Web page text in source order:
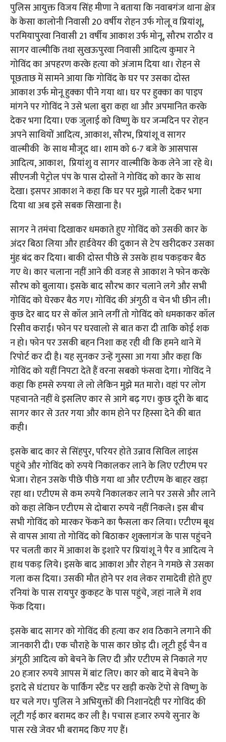
पुलिस आयुक्त विजय सिंह मीणा ने बताया कि नवाबगंज थाना क्षेत्र
के केसा कालोनी निवासी 20 वर्षीय रोहन उर्फ गोलू व प्रियांशू,
परमियापुरवा निवासी 21 वर्षीय आकाश उर्फ मोनू, सौरभ राठौर व
सागर वाल्मीकि तथा सुखऊपुरवा निवासी आदित्य कुमार ने
गोविंद का अपहरण करके हत्या को अंजाम दिया था। रोहन से
पूछताछ में सामने आया कि गोविंद के घर पर उसका दोस्त
आकाश उर्फ मोनू हुक्का पीने गया था। घर पर हुक्का का पाइप
मांगने पर गोविंद ने उसे भला बुरा कहा था और अपमानित करके
देकर भगा दिया। एक जुलाई को विष्णु के घर जन्मदिन पर रोहन
अपने साथियों आदित्य, आकाश, सौरभ, प्रियांशू व सागर
वाल्मीकी के साथ मौजूद था। शाम को 6-7 बजे के आसपास
आदित्य, आकाश, प्रियांशु व सागर वाल्मीकि केक लेने जा रहे थे।
सीएनजी पेट्रोल पंप के पास दोस्तों ने गोविंद को कार के साथ
देखा। इसपर आकाश ने कहा कि घर पर मुझे गाली देकर भगा
दिया था अब इसे सबक सिखाना है।
सागर ने तमंचा दिखाकर धमकाते हुए गोविंद को उसकी कार के
अंदर बिठा लिया और हार्डवेयर की दुकान से टेप खरीदकर उसका
मुंह बंद कर दिया। बाकी दोस्त पीछे से उसके हाथ पकड़कर बैठ
गए थे। कार चलाना नहीं आने की वजह से आकाश ने फोन करके
सौरभ को बुलाया। इसके बाद सौरभ कार चलाने लगे और सभी
गोविंद को घेरकर बैठ गए। गोविंद की अंगुठी व चेन भी छीन ली।
कुछ देर बाद घर से कॉल आने लगीं तो गोविंद को धमकाकर कॉल
रिसीव कराई। फोन पर घरवालो से बात करा दी ताकि कोई शक
न हो। फोन पर उसकी बहन निशा कह रही थी कि हमने थाने में
रिपोर्ट कर दी है। यह सुनकर उन्हें गुस्सा आ गया और कहा कि
गोविंद को यहीं निपटा देते हैं वरना सबको फंसवा देगा। गोविंद ने
कहा कि हमसे रुपया ले लो लेकिन मुझे मत मारो। वहां पर लोग
पहचानते नहीं थे इसलिए कार से आगे बढ़ गए। कुछ दूरी के बाद
सागर कार से उतर गया और काम होने पर हिस्सा देने की बात
कही।
इसके बाद कार से सिंहपुर, परियर होते उन्नाव सिविल लाइंस
पहुंचे और गोविंद को रुपये निकालकर लाने के लिए एटीएम पर
भेजा। रोहन उसके पीछे पीछे गया था और एटीएम के बाहर खड़ा
रहा था। एटीएम से कम रुपये निकालकर लाने पर उससे और लाने
को कहा लेकिन एटीएम से दोबारा रुपये नहीं निकले। इस बीच
सभी गोविंद को मारकर फेंकने का फैसला कर लिया। एटीएम बूथ
से वापस आया तो गोविंद को बिठाकर शुक्लागंज के पास पहुंचने
पर चलती कार में आकाश के इशारे पर प्रियांशू ने पैर व आदित्य ने
हाथ पकड़ लिये। इसके बाद आकाश और रोहन ने गमछे से उसका
गला कस दिया। उसकी मौत होने पर शव लेकर रामादेवी होते हुए
रनियां के पास रायपुर कुकहट के पास पहुंचे, जहां नाले में शव
फेंक दिया।
इसके बाद सागर को गोविंद की हत्या कर शव ठिकाने लगाने की
जानकारी दी। एक चौराहे के पास कार छोड़ दी। लूटी हुई चैन व
अंगूठी आदित्य को बेचने के लिए दी और एटीएम से निकाले गए
20 हजार रुपये आपस में बांट लिए। कार को बाद में बेचने के
इरादे से घंटाघर के पार्किंग स्टैंड पर खड़ी करके टेंपो से विष्णु के
घर चले गए। पुलिस ने अभियुक्तों की निशानदेही पर गोविंद की
लूटी गई कार बरामद कर ली है। पचास हजार रुपये सुनार के
पास रखे जेवर भी बरामद किए गए हैं।